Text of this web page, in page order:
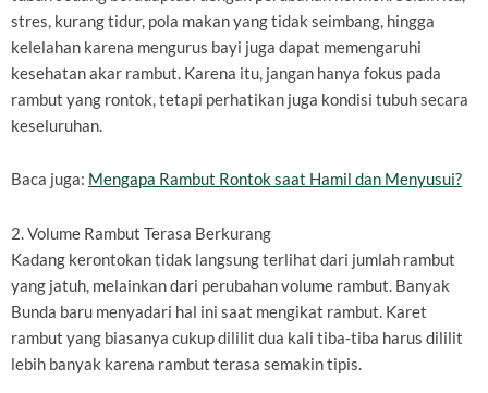
stres, kurang tidur, pola makan yang tidak seimbang, hingga
kelelahan karena mengurus bayi juga dapat memengaruhi
kesehatan akar rambut. Karena itu, jangan hanya fokus pada
rambut yang rontok, tetapi perhatikan juga kondisi tubuh secara
keseluruhan.
Baca juga: Mengapa Rambut Rontok saat Hamil dan Menyusui?
2. Volume Rambut Terasa Berkurang
Kadang kerontokan tidak langsung terlihat dari jumlah rambut
yang jatuh, melainkan dari perubahan volume rambut. Banyak
Bunda baru menyadari hal ini saat mengikat rambut. Karet
rambut yang biasanya cukup dililit dua kali tiba-tiba harus dililit
lebih banyak karena rambut terasa semakin tipis.